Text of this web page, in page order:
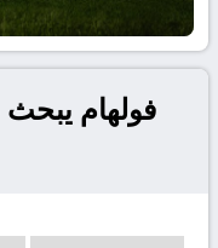
فولهام